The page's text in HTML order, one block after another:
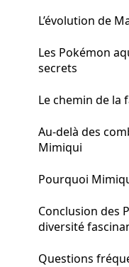
L’évolution de
Les Pokémon
secrets
Le chemin de la
Au-delà des
Mimiqui
Pourquoi
Conclusion des
diversité
Questions